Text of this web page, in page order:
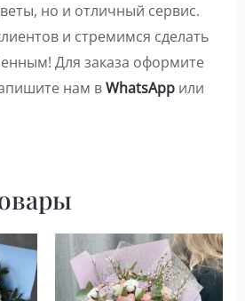
но и отличный сервис.
и стремимся сделать
Для заказа оформите
нам вWhatsAppили